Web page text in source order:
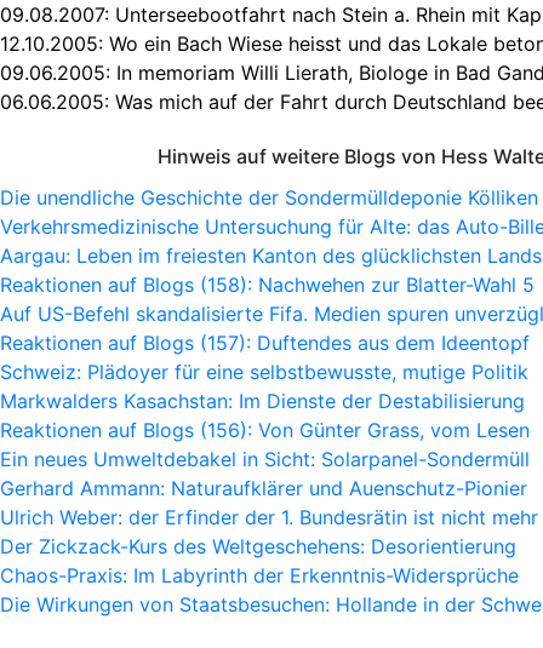
09.08.2007: Unterseebootfahrt nach Stein a. Rhein mit
12.10.2005: Wo ein Bach Wiese heisst und das Lokale
09.06.2005: In memoriam Willi Lierath, Biologe in Bad
06.06.2005: Was mich auf der Fahrt durch Deutschland
Hinweis auf weitere Blogs von Hess
Die unendliche Geschichte der Sondermülldeponie Kölliken
Verkehrsmedizinische Untersuchung für Alte: das Auto-
Aargau: Leben im freiesten Kanton des glücklichsten Lands
Reaktionen auf Blogs (158): Nachwehen zur Blatter-Wahl 5
Auf US-Befehl skandalisierte Fifa. Medien spuren
Reaktionen auf Blogs (157): Duftendes aus dem Ideentopf
Schweiz: Plädoyer für eine selbstbewusste, mutige Politik
Markwalders Kasachstan: Im Dienste der Destabilisierung
Reaktionen auf Blogs (156): Von Günter Grass, vom Lesen
Ein neues Umweltdebakel in Sicht: Solarpanel-Sondermüll
Gerhard Ammann: Naturaufklärer und Auenschutz-Pionier
Ulrich Weber: der Erfinder der 1. Bundesrätin ist nicht mehr
Der Zickzack-Kurs des Weltgeschehens: Desorientierung
Chaos-Praxis: Im Labyrinth der Erkenntnis-Widersprüche
Die Wirkungen von Staatsbesuchen: Hollande in der